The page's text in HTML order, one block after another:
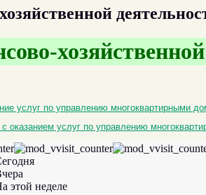
услуг по управлению многоквартирными
оказанием услуг по управлению
этой неделе